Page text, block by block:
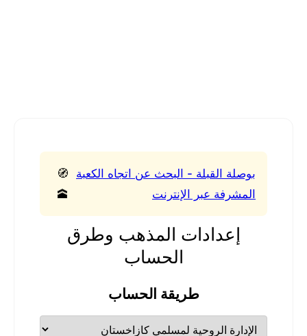
بوصلة القبلة - البحث عن اتجاه الكعبة
المشرفة عبر الإنترنت
🧭
🕋
إعدادات المذهب وطرق
الحساب
طريقة الحساب